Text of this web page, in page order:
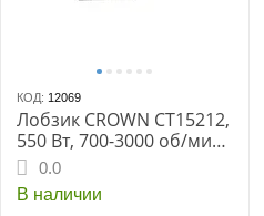
КОД: 12069
Лобзик CROWN CT15212,
550 Вт, 700-3000 об/мин.,
глубина пропила в
дереве 65 мм, в металле
3 мм
0.0
В наличии